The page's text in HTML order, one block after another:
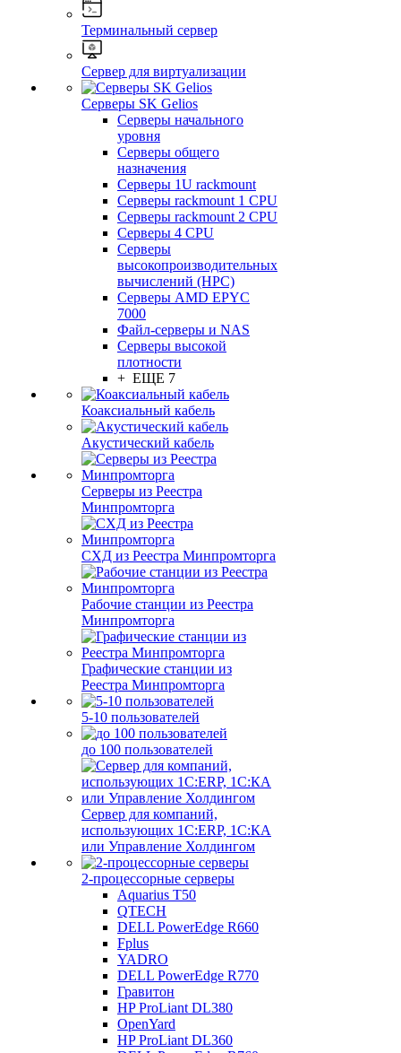
Терминальный сервер
Сервер для виртуализации
Серверы SK Gelios
Серверы начального
уровня
Серверы общего
назначения
Серверы 1U rackmount
Серверы rackmount 1 CPU
Серверы rackmount 2 CPU
Серверы 4 CPU
Серверы
высокопроизводительных
вычислений (HPC)
Серверы AMD EPYC
7000
Файл-серверы и NAS
Серверы высокой
плотности
+ ЕЩЕ 7
Коаксиальный кабель
Акустический кабель
Серверы из Реестра
Минпромторга
СХД из Реестра Минпромторга
Рабочие станции из Реестра
Минпромторга
Графические станции из
Реестра Минпромторга
5-10 пользователей
до 100 пользователей
Сервер для компаний,
использующих 1C:ERP, 1С:КА
или Управление Холдингом
2-процессорные серверы
Aquarius T50
QTECH
DELL PowerEdge R660
Fplus
YADRO
DELL PowerEdge R770
Гравитон
HP ProLiant DL380
OpenYard
HP ProLiant DL360